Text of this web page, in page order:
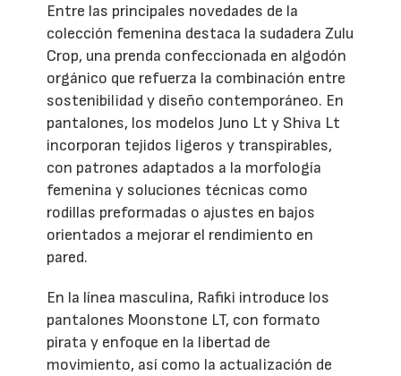
Entre las principales novedades de la
colección femenina destaca la sudadera Zulu
Crop, una prenda confeccionada en algodón
orgánico que refuerza la combinación entre
sostenibilidad y diseño contemporáneo. En
pantalones, los modelos Juno Lt y Shiva Lt
incorporan tejidos ligeros y transpirables,
con patrones adaptados a la morfología
femenina y soluciones técnicas como
rodillas preformadas o ajustes en bajos
orientados a mejorar el rendimiento en
pared.
En la línea masculina, Rafiki introduce los
pantalones Moonstone LT, con formato
pirata y enfoque en la libertad de
movimiento, así como la actualización de